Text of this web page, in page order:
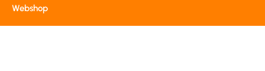
Webshop